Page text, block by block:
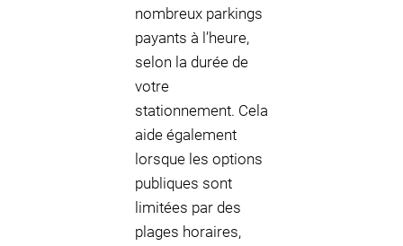
nombreux parkings
payants à l’heure,
selon la durée de
votre
stationnement. Cela
aide également
lorsque les options
publiques sont
limitées par des
plages horaires,